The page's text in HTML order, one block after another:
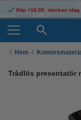
Köp <16:00, skickas idag
Hem
Trådlös presentatör